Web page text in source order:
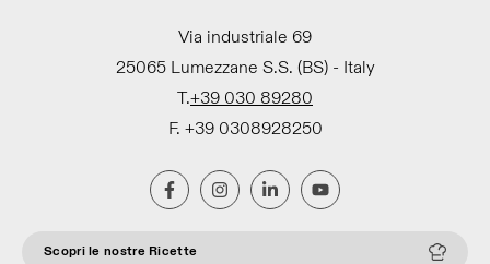
Via industriale 69
25065 Lumezzane S.S. (BS) - Italy
T.+39 030 89280
F. +39 0308928250
Scopri le nostre Ricette